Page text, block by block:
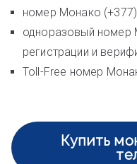
номер Монако
одноразовый номер
регистрации и
Toll-Free номер
Купить